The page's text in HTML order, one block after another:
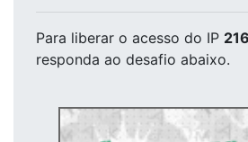
Para liberar o acesso do IP
responda ao desafio abaixo.